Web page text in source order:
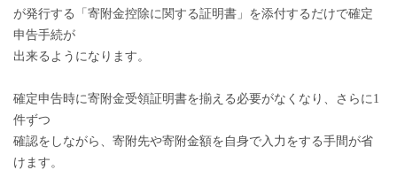
が発行する「寄附金控除に関する証明書」を添付するだけで確定
申告手続が
出来るようになります。
確定申告時に寄附金受領証明書を揃える必要がなくなり、さらに1
件ずつ
確認をしながら、寄附先や寄附金額を自身で入力をする手間が省
けます。